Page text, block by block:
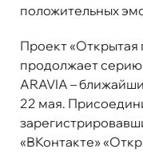
положительных
Проект
продолжает серию
ARAVIA –
22 мая.
«ВКонтакте»